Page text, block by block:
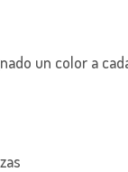
un color a